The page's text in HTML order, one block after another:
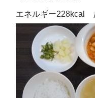
エネルギー228kcal